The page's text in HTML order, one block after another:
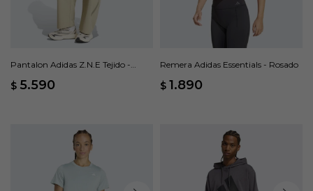
Pantalon Adidas Z.N.E Tejido -
$ 5.590
Remera Adidas Essentials - Rosado
$ 1.890